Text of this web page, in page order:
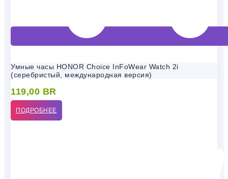
Умные часы HONOR Choice InFoWear Watch 2i
(серебристый, международная версия)
119,00 BR
ПОДРОБНЕЕ